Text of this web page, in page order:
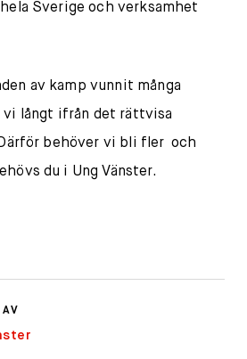
Sverige och verksamhet
av kamp vunnit många
vi långt ifrån det rättvisa
behöver vi bli fler och
du i Ung Vänster.